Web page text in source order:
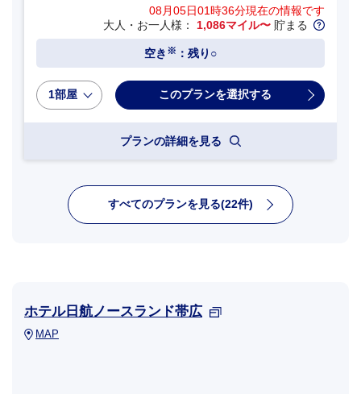
08月05日01時36分現在の情報です
大人・お一人様： 1,086マイル〜 貯まる
空き ※ ：残り○
1部屋
プランの詳細を見る
すべてのプランを見る(22件)
ホテル日航ノースランド帯広
MAP